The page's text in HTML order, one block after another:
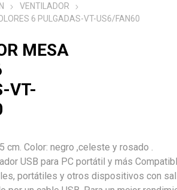
VENTILADOR
6 PULGADAS-VT-US6/FAN60
MESA
VT-
cm. Color: negro ,celeste y rosado .
USB para PC portátil y más
portátiles y otros dispositivos con